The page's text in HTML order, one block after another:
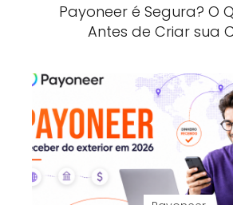
Payoneer é Segura? O
Antes de Criar sua